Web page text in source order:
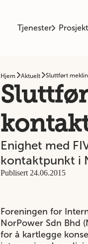
Tjenester
Hjem Aktuelt Sluttført
Enighet med
kontaktpunkt i
Publisert 24.06.2015
Foreningen for
NorPower Sdn Bhd
for å kartlegge